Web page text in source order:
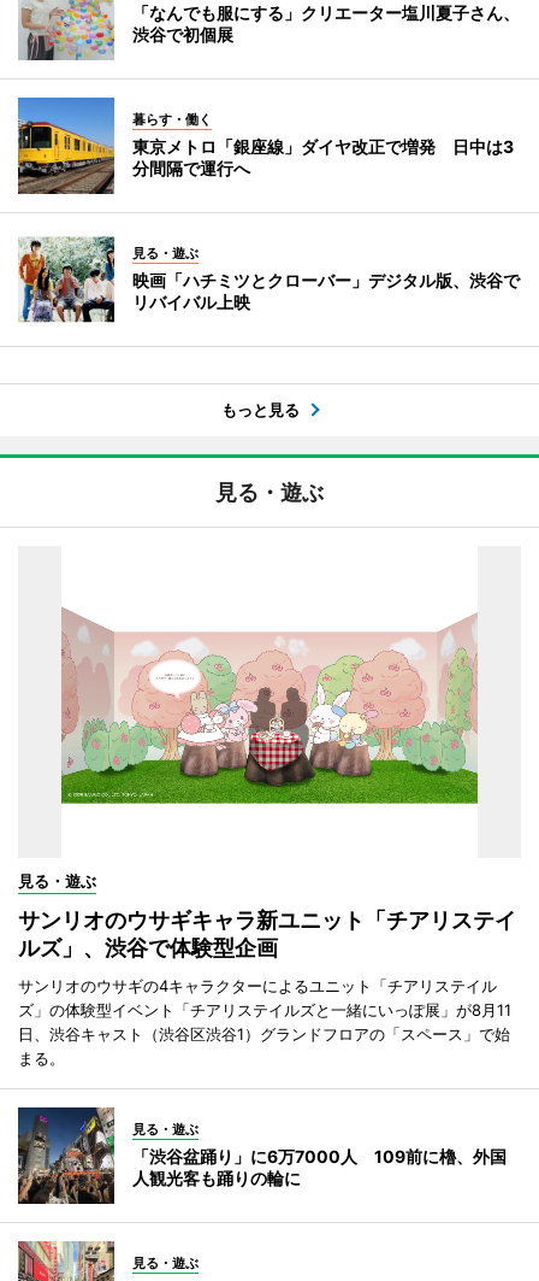
「なんでも服にする」クリエーター塩川夏子さん、
渋谷で初個展
暮らす・働く
東京メトロ「銀座線」ダイヤ改正で増発 日中は3
分間隔で運行へ
見る・遊ぶ
映画「ハチミツとクローバー」デジタル版、渋谷で
リバイバル上映
もっと見る
見る・遊ぶ
見る・遊ぶ
サンリオのウサギキャラ新ユニット「チアリステイ
ルズ」、渋谷で体験型企画
サンリオのウサギの4キャラクターによるユニット「チアリステイル
ズ」の体験型イベント「チアリステイルズと一緒にいっぽ展」が8月11
日、渋谷キャスト（渋谷区渋谷1）グランドフロアの「スペース」で始
まる。
見る・遊ぶ
「渋谷盆踊り」に6万7000人 109前に櫓、外国
人観光客も踊りの輪に
見る・遊ぶ